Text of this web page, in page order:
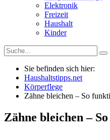
Elektronik
Freizeit
Haushalt
Kinder
Sie befinden sich hier:
Haushaltstipps.net
Körperflege
Zähne bleichen – So
Zähne bleichen –